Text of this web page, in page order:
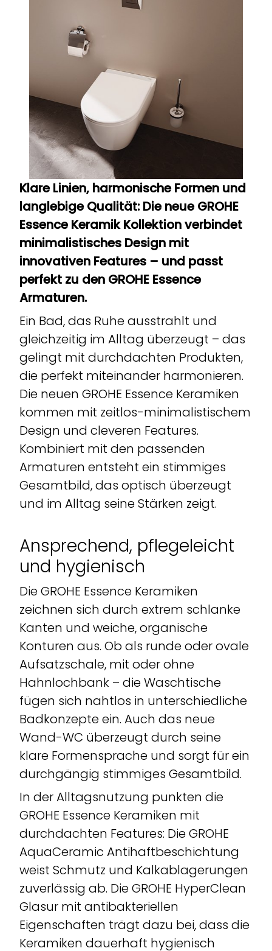
Klare Linien, harmonische Formen und
langlebige Qualität: Die neue GROHE
Essence Keramik Kollektion verbindet
minimalistisches Design mit
innovativen Features – und passt
perfekt zu den GROHE Essence
Armaturen.
Ein Bad, das Ruhe ausstrahlt und
gleichzeitig im Alltag überzeugt – das
gelingt mit durchdachten Produkten,
die perfekt miteinander harmonieren.
Die neuen GROHE Essence Keramiken
kommen mit zeitlos-minimalistischem
Design und cleveren Features.
Kombiniert mit den passenden
Armaturen entsteht ein stimmiges
Gesamtbild, das optisch überzeugt
und im Alltag seine Stärken zeigt.
Ansprechend, pflegeleicht
und hygienisch
Die GROHE Essence Keramiken
zeichnen sich durch extrem schlanke
Kanten und weiche, organische
Konturen aus. Ob als runde oder ovale
Aufsatzschale, mit oder ohne
Hahnlochbank – die Waschtische
fügen sich nahtlos in unterschiedliche
Badkonzepte ein. Auch das neue
Wand-WC überzeugt durch seine
klare Formensprache und sorgt für ein
durchgängig stimmiges Gesamtbild.
In der Alltagsnutzung punkten die
GROHE Essence Keramiken mit
durchdachten Features: Die GROHE
AquaCeramic Antihaftbeschichtung
weist Schmutz und Kalkablagerungen
zuverlässig ab. Die GROHE HyperClean
Glasur mit antibakteriellen
Eigenschaften trägt dazu bei, dass die
Keramiken dauerhaft hygienisch